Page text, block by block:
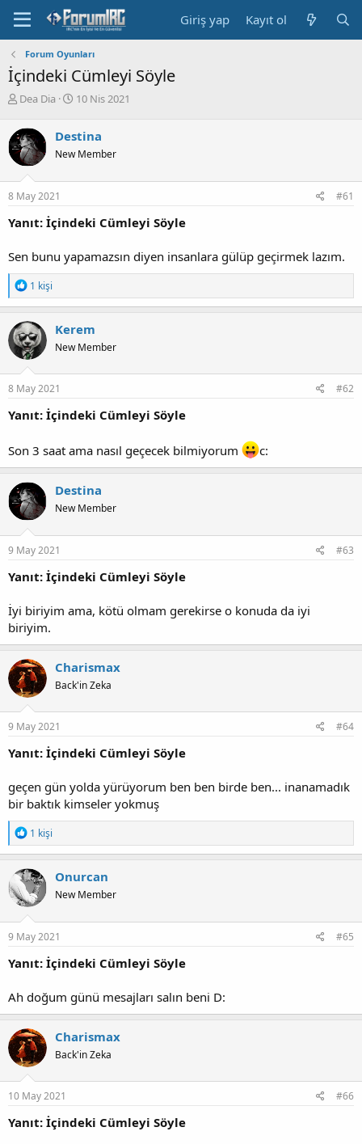
Giriş yap Kayıt ol
Forum Oyunları
İçindeki Cümleyi Söyle
K
n
b
u
y
u
b
ş
a
t
a
n
Dea Dia
B
l
a
g
t
r
i
i
10 Nis 2021
Destina
New Member
8 May 2021 #61
Yanıt: İçindeki Cümleyi Söyle
Sen bunu yapamazsın diyen insanlara gülüp geçirmek lazım.
T
e
p
k
i
l
e
r
:
1 kişi
Kerem
New Member
8 May 2021 #62
Yanıt: İçindeki Cümleyi Söyle
Son 3 saat ama nasıl geçecek bilmiyorum c:
Destina
New Member
9 May 2021 #63
Yanıt: İçindeki Cümleyi Söyle
İyi biriyim ama, kötü olmam gerekirse o konuda da iyi
biriyim.
Charismax
Back'in Zeka
9 May 2021 #64
Yanıt: İçindeki Cümleyi Söyle
geçen gün yolda yürüyorum ben ben birde ben... inanamadık
bir baktık kimseler yokmuş
T
e
p
k
i
l
e
r
:
1 kişi
Onurcan
New Member
9 May 2021 #65
Yanıt: İçindeki Cümleyi Söyle
Ah doğum günü mesajları salın beni D:
Charismax
Back'in Zeka
10 May 2021 #66
Yanıt: İçindeki Cümleyi Söyle